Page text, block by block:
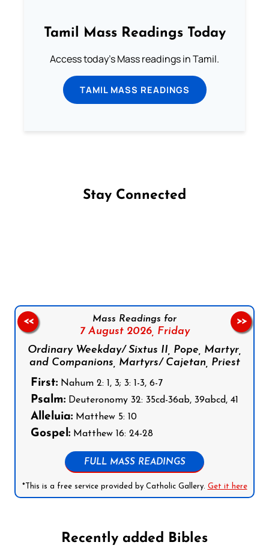
Tamil Mass Readings Today
Access today's Mass readings in Tamil.
TAMIL MASS READINGS
Stay Connected
Mass Readings for
7 August 2026, Friday
Ordinary Weekday/ Sixtus II, Pope, Martyr,
and Companions, Martyrs/ Cajetan, Priest
First: Nahum 2: 1, 3; 3: 1-3, 6-7
Psalm: Deuteronomy 32: 35cd-36ab, 39abcd, 41
Alleluia: Matthew 5: 10
Gospel: Matthew 16: 24-28
FULL MASS READINGS
*This is a free service provided by Catholic Gallery. Get it here
<< >>
Recently added Bibles